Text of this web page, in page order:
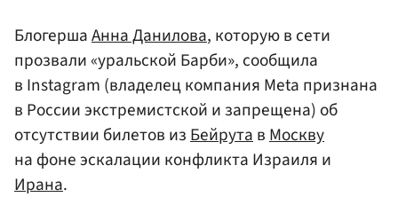
БлогершаАнна Данилова, которую в сети
прозвали «уральской Барби», сообщила
в Instagram (владелец компания Meta признана
в России экстремистской и запрещена) об
отсутствии билетов изБейрутавМоскву
на фоне эскалации конфликта Израиля и
Ирана.